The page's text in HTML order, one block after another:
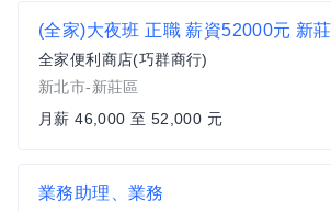
全家便利商店(巧群商行)
新北市-新莊區
月薪 46,000 至 52,000 元
業務助理、業務